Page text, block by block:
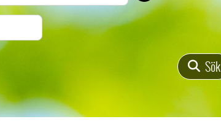
Telefonnummer
Sök